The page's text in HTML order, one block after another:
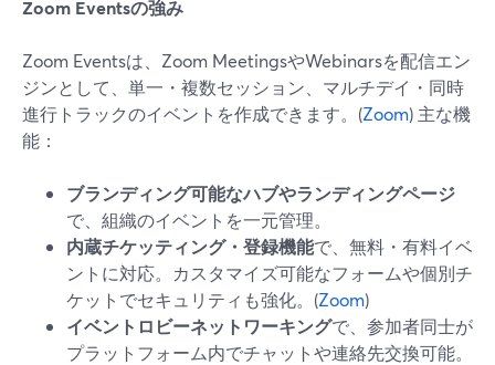
Zoom Eventsの強み
Zoom Eventsは、Zoom MeetingsやWebinarsを配信エン
ジンとして、単一・複数セッション、マルチデイ・同時
進行トラックのイベントを作成できます。(Zoom) 主な機
能：
ブランディング可能なハブやランディングページ
で、組織のイベントを一元管理。
内蔵チケッティング・登録機能で、無料・有料イベ
ントに対応。カスタマイズ可能なフォームや個別チ
ケットでセキュリティも強化。(Zoom)
イベントロビーネットワーキングで、参加者同士が
プラットフォーム内でチャットや連絡先交換可能。